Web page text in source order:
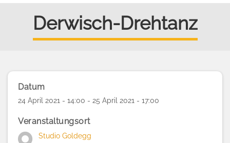
Derwisch-Drehtanz
Datum
24 April 2021 - 14:00 - 25 April 2021 - 17:00
Veranstaltungsort
Studio Goldegg